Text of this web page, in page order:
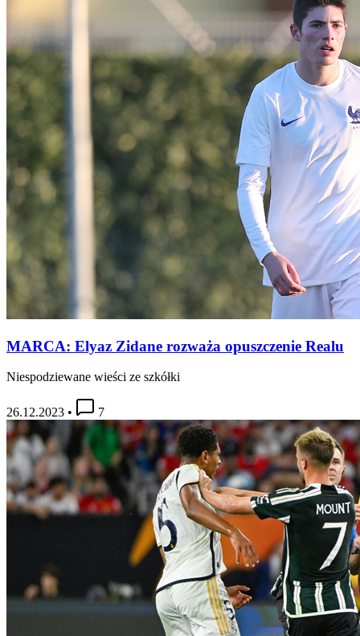
MARCA: Elyaz Zidane rozważa opuszczenie Realu
Niespodziewane wieści ze szkółki
26.12.2023 • 7